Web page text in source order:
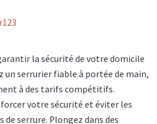
la sécurité de votre domicile
un serrurier fiable à portée de main,
à des tarifs compétitifs.
votre sécurité et éviter les
serrure. Plongez dans des